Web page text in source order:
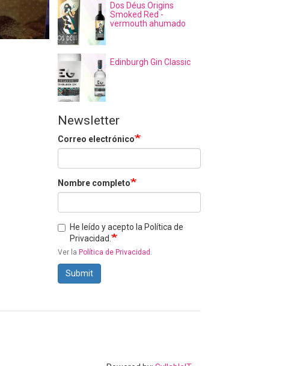
Dos Déus Origins
Smoked Red -
vermouth ahumado
Edinburgh Gin Classic
Newsletter
Correo electrónico
Nombre completo
He leído y acepto la Política de
Privacidad.
Ver la Política de Privacidad .
Submit